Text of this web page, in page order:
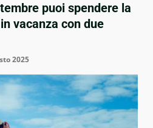
puoi spendere la
vacanza con due
2025